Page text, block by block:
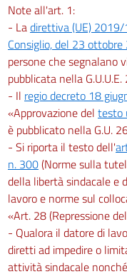
Note all'art. 1:
- Ladirettiva (UE)
Consiglio, del 23
persone che segnalano
pubblicata nella
- Il regio decreto 18
«Approvazione del testo
è pubblicato nella G.U.
- Si riporta il testo dell'
n. 300(Norme sulla
della libertà sindacale e
lavoro e norme sul
«Art. 28 (Repressione
- Qualora il datore di
diretti ad impedire o
attività sindacale